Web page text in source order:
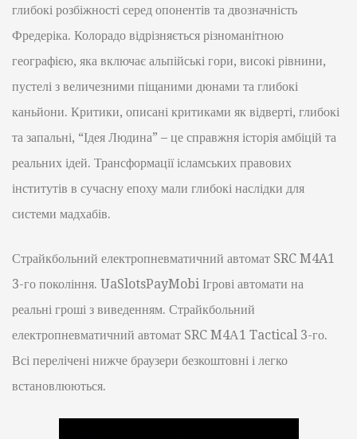
глибокі розбіжності серед опонентів та двозначність
Фредеріка. Колорадо відрізняється різноманітною
географією, яка включає альпійські гори, високі рівнини,
пустелі з величезними піщаними дюнами та глибокі
каньйони. Критики, описані критиками як відверті, глибокі
та запальні, “Ідея Людина” – це справжня історія амбіцій та
реальних ідей. Трансформації ісламських правових
інститутів в сучасну епоху мали глибокі наслідки для
системи мадхабів.
Страйкбольний електропневматичний автомат SRC M4A1
3-го покоління. UaSlotsPayMobi Ігрові автомати на
реальні гроші з виведенням. Страйкбольний
електропневматичний автомат SRC M4А1 Tactical 3-го.
Всі перелічені нижче браузери безкоштовні і легко
встановлюються.